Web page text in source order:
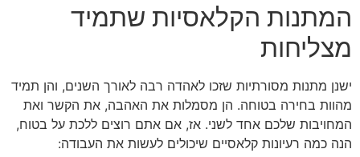
המתנות הקלאסיות שתמיד
מצליחות
ישנן מתנות מסורתיות שזכו לאהדה רבה לאורך השנים, והן תמיד
מהוות בחירה בטוחה. הן מסמלות את האהבה, את הקשר ואת
המחויבות שלכם אחד לשני. אז, אם אתם רוצים ללכת על בטוח,
הנה כמה רעיונות קלאסיים שיכולים לעשות את העבודה: